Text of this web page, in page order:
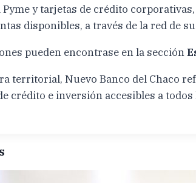
y tarjetas de crédito
disponibles, a través de la red de
pueden encontrase en la sección
territorial, Nuevo Banco del Chaco
crédito e inversión accesibles a